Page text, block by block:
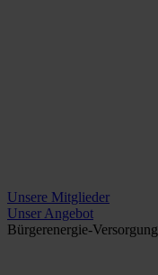
Unsere Mitglieder
Unser Angebot
Bürgerenergie-Versorgung